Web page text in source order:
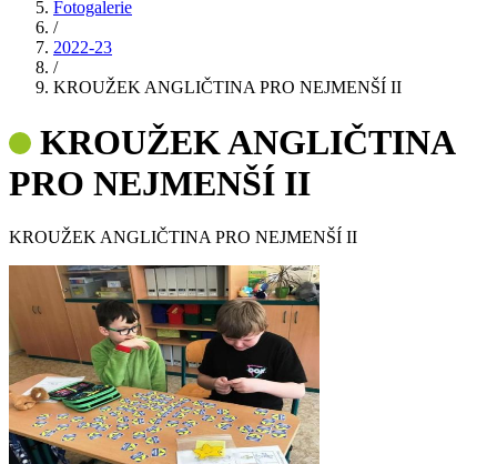
Fotogalerie
/
2022-23
/
KROUŽEK ANGLIČTINA PRO NEJMENŠÍ II
KROUŽEK ANGLIČTINA
PRO NEJMENŠÍ II
KROUŽEK ANGLIČTINA PRO NEJMENŠÍ II